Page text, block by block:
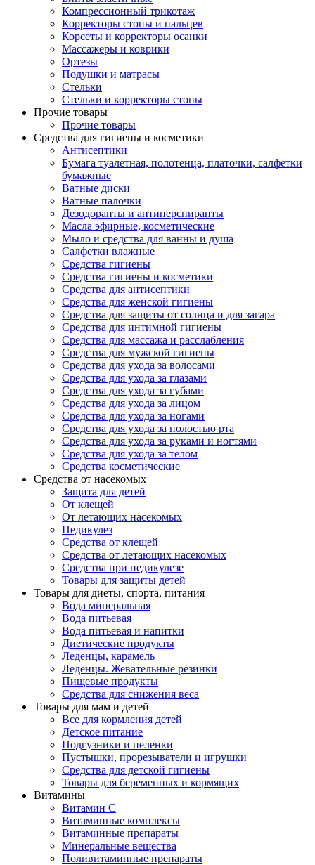
Компрессионный трикотаж
Корректоры стопы и пальцев
Корсеты и корректоры осанки
Массажеры и коврики
Ортезы
Подушки и матрасы
Стельки
Стельки и корректоры стопы
Прочие товары
Прочие товары
Средства для гигиены и косметики
Антисептики
Бумага туалетная, полотенца, платочки, салфетки
бумажные
Ватные диски
Ватные палочки
Дезодоранты и антиперспиранты
Масла эфирные, косметические
Мыло и средства для ванны и душа
Салфетки влажные
Средства гигиены
Средства гигиены и косметики
Средства для антисептики
Средства для женской гигиены
Средства для защиты от солнца и для загара
Средства для интимной гигиены
Средства для массажа и расслабления
Средства для мужской гигиены
Средства для ухода за волосами
Средства для ухода за глазами
Средства для ухода за губами
Средства для ухода за лицом
Средства для ухода за ногами
Средства для ухода за полостью рта
Средства для ухода за руками и ногтями
Средства для ухода за телом
Средства косметические
Средства от насекомых
Защита для детей
От клещей
От летающих насекомых
Педикулез
Средства от клещей
Средства от летающих насекомых
Средства при педикулезе
Товары для защиты детей
Товары для диеты, спорта, питания
Вода минеральная
Вода питьевая
Вода питьевая и напитки
Диетические продукты
Леденцы, карамель
Леденцы. Жевательные резинки
Пищевые продукты
Средства для снижения веса
Товары для мам и детей
Все для кормления детей
Детское питание
Подгузники и пеленки
Пустышки, прорезыватели и игрушки
Средства для детской гигиены
Товары для беременных и кормящих
Витамины
Витамин С
Витаминные комплексы
Витаминные препараты
Минеральные вещества
Поливитаминные препараты